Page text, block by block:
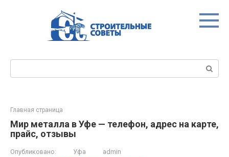
Главная страница
Мир металла в Уфе — телефон, адрес на карте,
прайс, отзывы
Опубликовано: Уфа admin